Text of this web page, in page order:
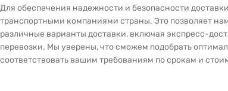
Для обеспечения надежности и безопасности
транспортными компаниями страны. Это позволяет
различные варианты доставки, включая экспресс-
перевозки. Мы уверены, что сможем подобрать
соответствовать вашим требованиям по срокам и